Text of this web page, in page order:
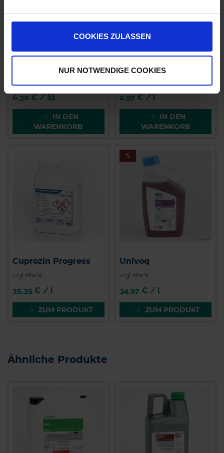
COOKIES ZULASSEN
NUR NOTWENDIGE COOKIES
Pflanzenbau ABC
Herbst myAGRAR
6,30 € / St
IN DEN
WARENKORB
2,97 € / l
IN DEN
WARENKORB
Cuprozin Progress
zzgl. MwSt.
35,35 € / l
ZUM PRODUKT
%
Univoq
zzgl. MwSt.
34,97 € / l
ZUM PRODUKT
Ähnliche Produkte